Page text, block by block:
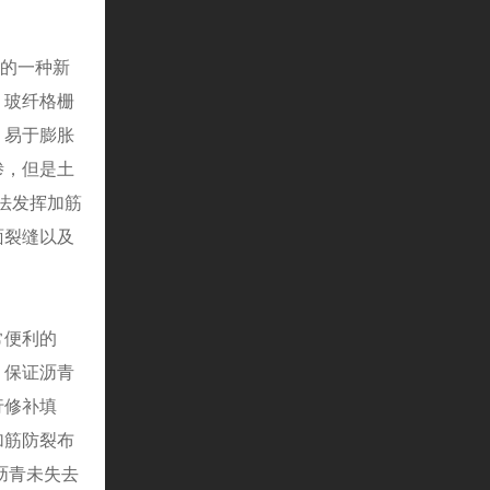
一种新
玻纤格栅
易于膨胀
但是土
发挥加筋
缝以及
利的
保证沥青
修补填
筋防裂布
青未失去